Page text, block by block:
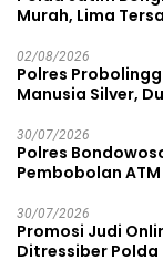
Murah, Lima
02/08/2026
Polres
Manusia Silver,
30/07/2026
Polres
Pembobolan
30/07/2026
Promosi Judi
Ditressiber Polda